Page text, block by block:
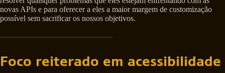
novas APIs e para oferecer a eles a maior margem de customização
possível sem sacrificar os nossos objetivos.
Foco reiterado em acessibilidade